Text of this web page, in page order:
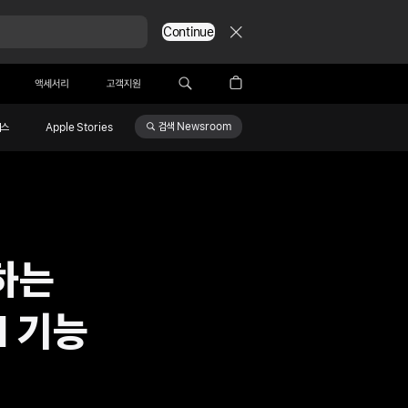
Continue
액세서리 고객지원
Apple Stories 검색 Newsroom
는
능